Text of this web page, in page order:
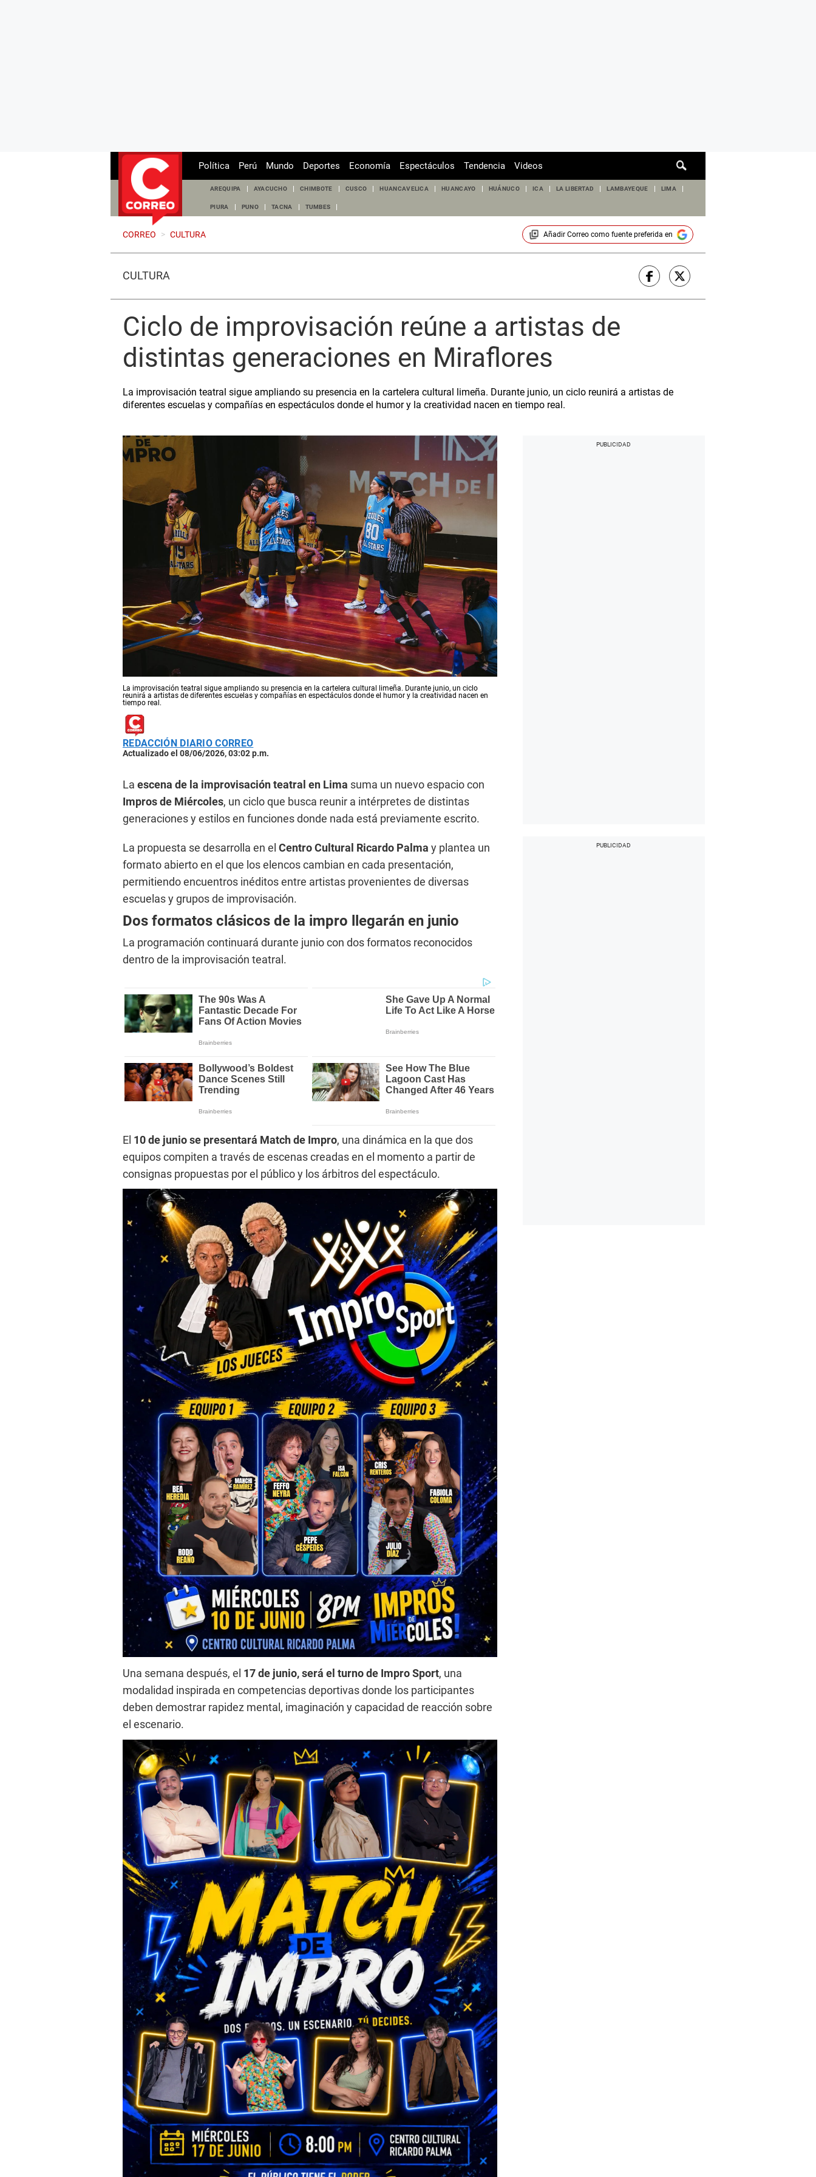
de
Política Perú Mundo Deportes Economía Espectáculos Tendencia Videos
AREQUIPA AYACUCHO CHIMBOTE CUSCO HUANCAVELICA HUANCAYO HUÁNUCO ICA LA LIBERTAD LAMBAYEQUE LIMA
PIURA PUNO TACNA TUMBES
CORREO > CULTURA Añadir Correocomo fuente preferida en
CULTURA
Ciclo de improvisación reúne a artistas de
distintas generaciones en Miraflores
La improvisación teatral sigue ampliando su presencia en la cartelera cultural limeña. Durante junio, un ciclo reunirá a artistas de
diferentes escuelas y compañías en espectáculos donde el humor y la creatividad nacen en tiempo real.
La improvisación teatral sigue ampliando su presencia en la cartelera cultural limeña. Durante junio, un ciclo
reunirá a artistas de diferentes escuelas y compañías en espectáculos donde el humor y la creatividad nacen en
tiempo real.
REDACCIÓN DIARIO CORREO
Actualizado el 08/06/2026, 03:02 p.m.
La escena de la improvisación teatral en Lima suma un nuevo espacio con
Impros de Miércoles, un ciclo que busca reunir a intérpretes de distintas
generaciones y estilos en funciones donde nada está previamente escrito.
La propuesta se desarrolla en el Centro Cultural Ricardo Palma y plantea un
formato abierto en el que los elencos cambian en cada presentación,
permitiendo encuentros inéditos entre artistas provenientes de diversas
escuelas y grupos de improvisación.
Dos formatos clásicos de la impro llegarán en junio
La programación continuará durante junio con dos formatos reconocidos
dentro de la improvisación teatral.
El 10 de junio se presentará Match de Impro, una dinámica en la que dos
equipos compiten a través de escenas creadas en el momento a partir de
consignas propuestas por el público y los árbitros del espectáculo.
Una semana después, el 17 de junio, será el turno de Impro Sport, una
modalidad inspirada en competencias deportivas donde los participantes
deben demostrar rapidez mental, imaginación y capacidad de reacción sobre
el escenario.